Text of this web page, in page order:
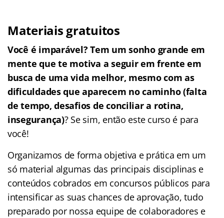
Materiais gratuitos
Você é imparável? Tem um sonho grande em
mente que te motiva a seguir em frente em
busca de uma vida melhor, mesmo com as
dificuldades que aparecem no caminho (falta
de tempo, desafios de conciliar a rotina,
insegurança)? Se sim, então este curso é para
você!
Organizamos de forma objetiva e prática em um
só material algumas das principais disciplinas e
conteúdos cobrados em concursos públicos para
intensificar as suas chances de aprovação, tudo
preparado por nossa equipe de colaboradores e